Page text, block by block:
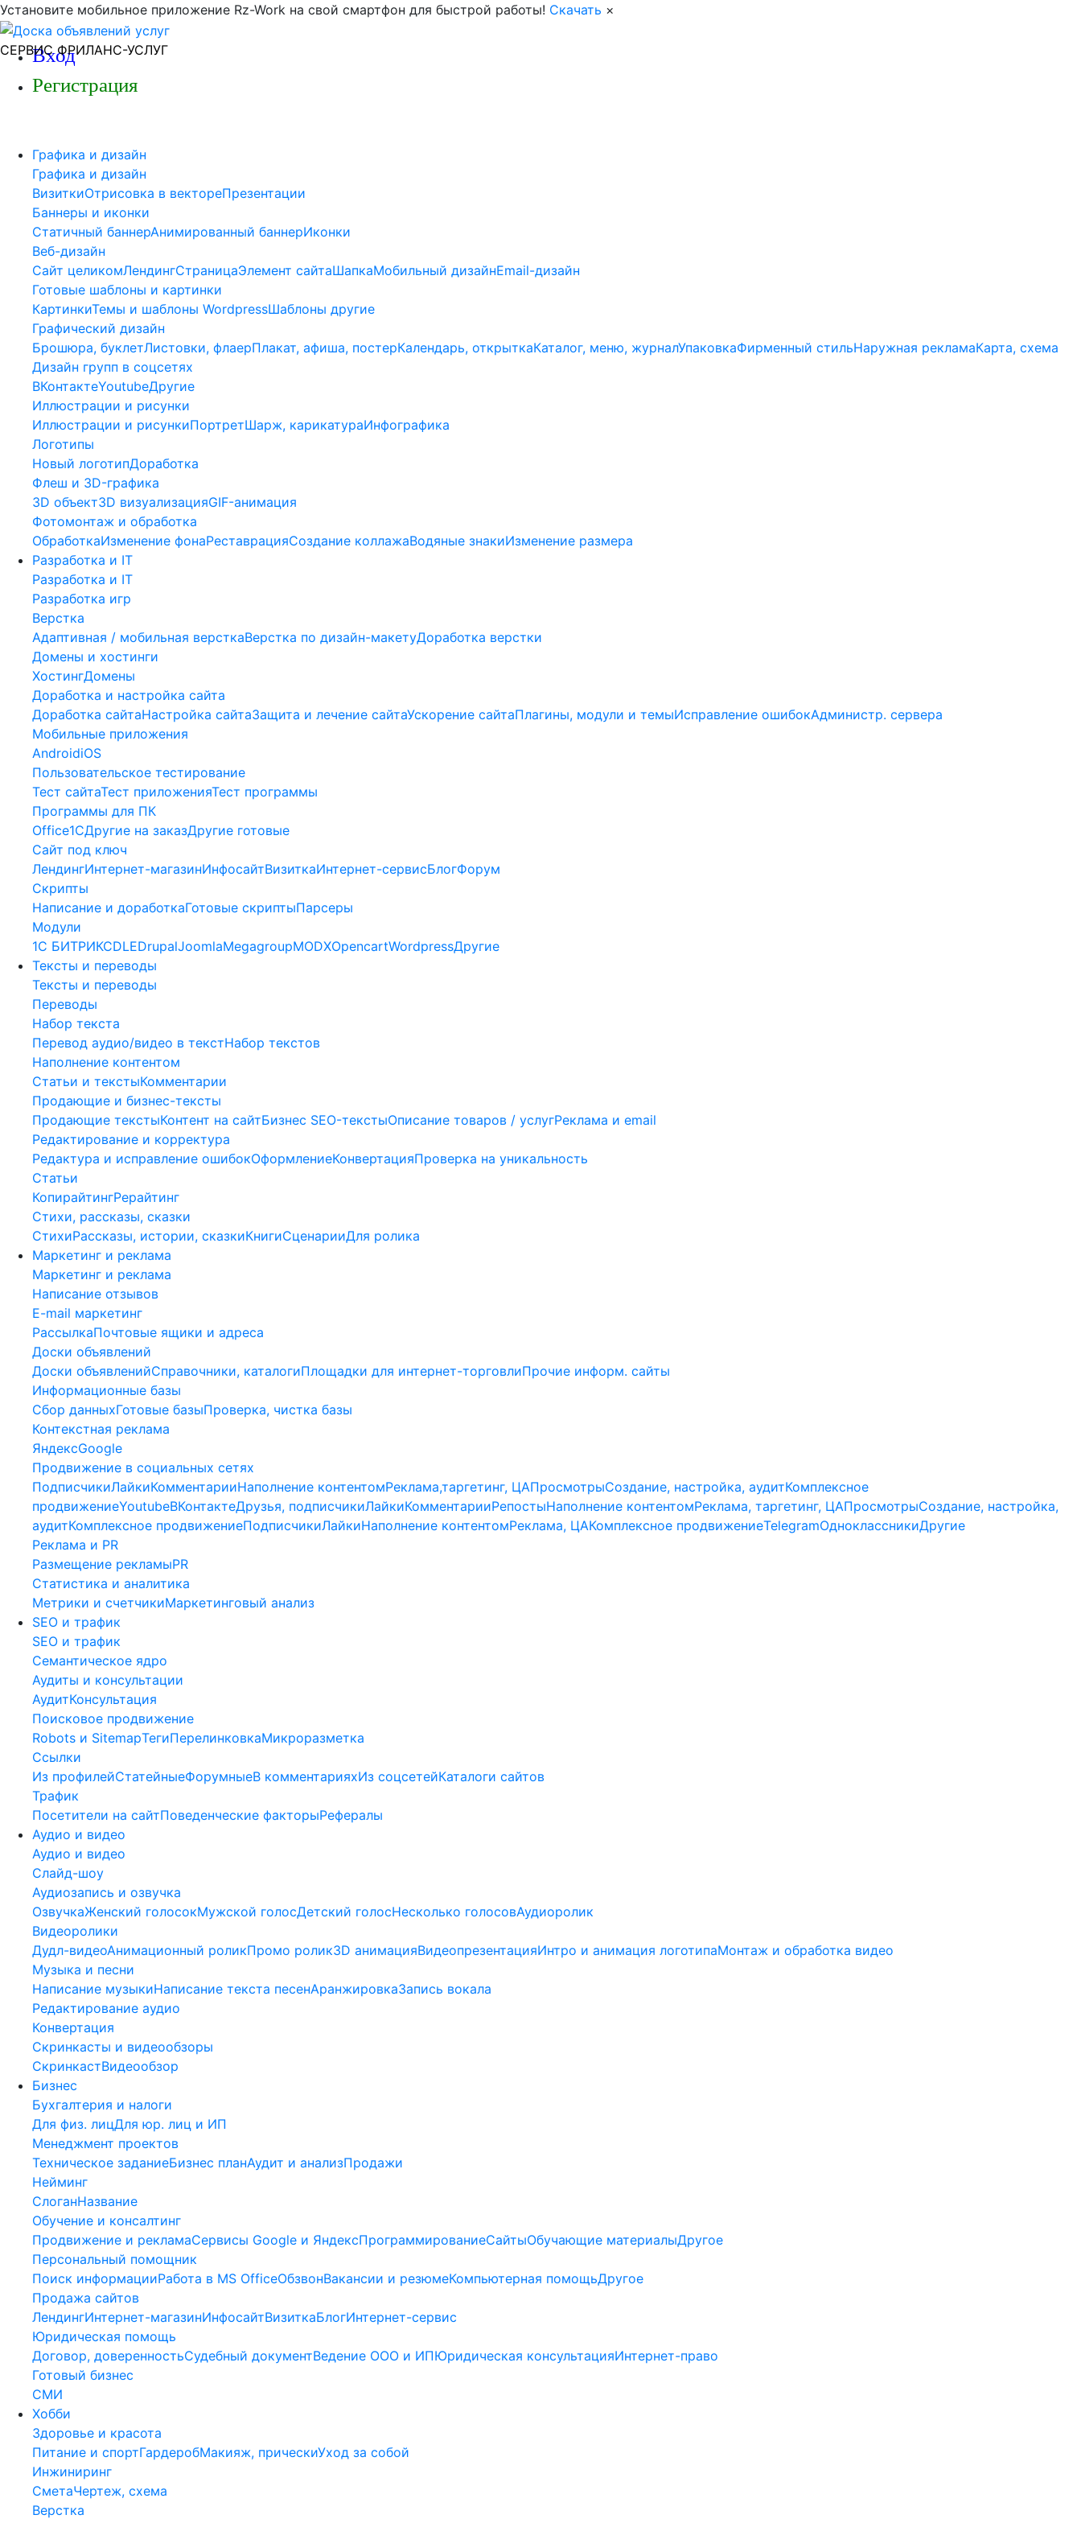
Установите мобильное приложение Rz-Work на свой смартфон для быстрой работы! Скачать ×
СЕРВИС ФРИЛАНС-УСЛУГ
Вход
Регистрация
Графика и дизайн
Графика и дизайн
ВизиткиОтрисовка в вектореПрезентации
Баннеры и иконки
Статичный баннерАнимированный баннерИконки
Веб-дизайн
Сайт целикомЛендингСтраницаЭлемент сайтаШапкаМобильный дизайнEmail-дизайн
Готовые шаблоны и картинки
КартинкиТемы и шаблоны WordpressШаблоны другие
Графический дизайн
Брошюра, буклетЛистовки, флаерПлакат, афиша, постерКалендарь, открыткаКаталог, меню, журналУпаковкаФирменный стильНаружная рекламаКарта, схема
Дизайн групп в соцсетях
ВКонтактеYoutubeДругие
Иллюстрации и рисунки
Иллюстрации и рисункиПортретШарж, карикатураИнфографика
Логотипы
Новый логотипДоработка
Флеш и 3D-графика
3D объект3D визуализацияGIF-анимация
Фотомонтаж и обработка
ОбработкаИзменение фонаРеставрацияСоздание коллажаВодяные знакиИзменение размера
Разработка и IT
Разработка и IT
Разработка игр
Верстка
Адаптивная / мобильная версткаВерстка по дизайн-макетуДоработка верстки
Домены и хостинги
ХостингДомены
Доработка и настройка сайта
Доработка сайтаНастройка сайтаЗащита и лечение сайтаУскорение сайтаПлагины, модули и темыИсправление ошибокАдминистр. сервера
Мобильные приложения
AndroidiOS
Пользовательское тестирование
Тест сайтаТест приложенияТест программы
Программы для ПК
Office1СДругие на заказДругие готовые
Сайт под ключ
ЛендингИнтернет-магазинИнфосайтВизиткаИнтернет-сервисБлогФорум
Скрипты
Написание и доработкаГотовые скриптыПарсеры
Модули
1C БИТРИКСDLEDrupalJoomlaMegagroupMODXOpencartWordpressДругие
Тексты и переводы
Тексты и переводы
Переводы
Набор текста
Перевод аудио/видео в текстНабор текстов
Наполнение контентом
Статьи и текстыКомментарии
Продающие и бизнес-тексты
Продающие текстыКонтент на сайтБизнес SEO-текстыОписание товаров / услугРеклама и email
Редактирование и корректура
Редактура и исправление ошибокОформлениеКонвертацияПроверка на уникальность
Статьи
КопирайтингРерайтинг
Стихи, рассказы, сказки
СтихиРассказы, истории, сказкиКнигиСценарииДля ролика
Маркетинг и реклама
Маркетинг и реклама
Написание отзывов
E-mail маркетинг
РассылкаПочтовые ящики и адреса
Доски объявлений
Доски объявленийСправочники, каталогиПлощадки для интернет-торговлиПрочие информ. сайты
Информационные базы
Сбор данныхГотовые базыПроверка, чистка базы
Контекстная реклама
ЯндексGoogle
Продвижение в социальных сетях
ПодписчикиЛайкиКомментарииНаполнение контентомРеклама,таргетинг, ЦАПросмотрыСоздание, настройка, аудитКомплексное
продвижениеYoutubeВКонтактеДрузья, подписчикиЛайкиКомментарииРепостыНаполнение контентомРеклама, таргетинг, ЦАПросмотрыСоздание, настройка,
аудитКомплексное продвижениеПодписчикиЛайкиНаполнение контентомРеклама, ЦАКомплексное продвижениеTelegramОдноклассникиДругие
Реклама и PR
Размещение рекламыPR
Статистика и аналитика
Метрики и счетчикиМаркетинговый анализ
SEO и трафик
SEO и трафик
Семантическое ядро
Аудиты и консультации
АудитКонсультация
Поисковое продвижение
Robots и SitemapТегиПерелинковкаМикроразметка
Ссылки
Из профилейСтатейныеФорумныеВ комментарияхИз соцсетейКаталоги сайтов
Трафик
Посетители на сайтПоведенческие факторыРефералы
Аудио и видео
Аудио и видео
Слайд-шоу
Аудиозапись и озвучка
ОзвучкаЖенский голосокМужской голосДетский голосНесколько голосовАудиоролик
Видеоролики
Дудл-видеоАнимационный роликПромо ролик3D анимацияВидеопрезентацияИнтро и анимация логотипаМонтаж и обработка видео
Музыка и песни
Написание музыкиНаписание текста песенАранжировкаЗапись вокала
Редактирование аудио
Конвертация
Скринкасты и видеообзоры
СкринкастВидеообзор
Бизнес
Бухгалтерия и налоги
Для физ. лицДля юр. лиц и ИП
Менеджмент проектов
Техническое заданиеБизнес планАудит и анализПродажи
Нейминг
СлоганНазвание
Обучение и консалтинг
Продвижение и рекламаСервисы Google и ЯндексПрограммированиеСайтыОбучающие материалыДругое
Персональный помощник
Поиск информацииРабота в MS OfficeОбзвонВакансии и резюмеКомпьютерная помощьДругое
Продажа сайтов
ЛендингИнтернет-магазинИнфосайтВизиткаБлогИнтернет-сервис
Юридическая помощь
Договор, доверенностьСудебный документВедение ООО и ИПЮридическая консультацияИнтернет-право
Готовый бизнес
СМИ
Хобби
Здоровье и красота
Питание и спортГардеробМакияж, прическиУход за собой
Инжиниринг
СметаЧертеж, схема
Верстка